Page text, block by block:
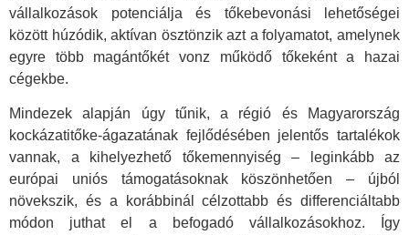
vállalkozások potenciálja és tőkebevonási lehetőségei
között húzódik, aktívan ösztönzik azt a folyamatot, amelynek
egyre több magántőkét vonz működő tőkeként a hazai
cégekbe.
Mindezek alapján úgy tűnik, a régió és Magyarország
kockázatitőke-ágazatának fejlődésében jelentős tartalékok
vannak, a kihelyezhető tőkemennyiség – leginkább az
európai uniós támogatásoknak köszönhetően – újból
növekszik, és a korábbinál célzottabb és differenciáltabb
módon juthat el a befogadó vállalkozásokhoz. Így